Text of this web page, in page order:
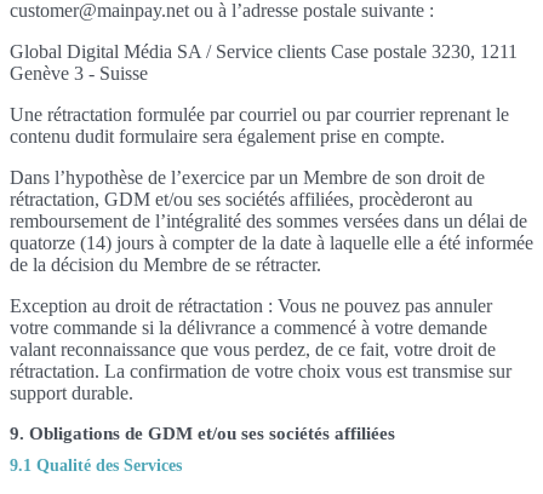
customer@mainpay.net ou à l’adresse postale suivante :
Global Digital Média SA / Service clients Case postale 3230, 1211
Genève 3 - Suisse
Une rétractation formulée par courriel ou par courrier reprenant le
contenu dudit formulaire sera également prise en compte.
Dans l’hypothèse de l’exercice par un Membre de son droit de
rétractation, GDM et/ou ses sociétés affiliées, procèderont au
remboursement de l’intégralité des sommes versées dans un délai de
quatorze (14) jours à compter de la date à laquelle elle a été informée
de la décision du Membre de se rétracter.
Exception au droit de rétractation : Vous ne pouvez pas annuler
votre commande si la délivrance a commencé à votre demande
valant reconnaissance que vous perdez, de ce fait, votre droit de
rétractation. La confirmation de votre choix vous est transmise sur
support durable.
9. Obligations de GDM et/ou ses sociétés affiliées
9.1 Qualité des Services